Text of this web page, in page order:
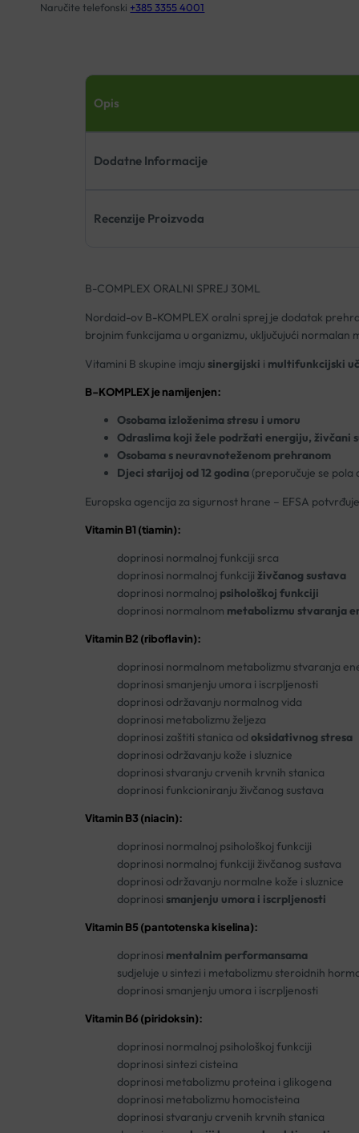
Naručite telefonski +385 3355 4001
Opis
Dodatne Informacije
Recenzije Proizvoda
B-COMPLEX ORALNI SPREJ 30ML
Nordaid-ov B-KOMPLEX oralni sprej je dodatak
brojnim funkcijama u organizmu, uključujući normalan
Vitamini B skupine imaju sinergijski i multifunkcijski
B-KOMPLEX je namijenjen:
Osobama izloženima stresu i umoru
Odraslima koji žele podržati energiju, živčani
Osobama s neuravnoteženom prehranom
Djeci starijoj od 12 godina(preporučuje se pola
Europska agencija za sigurnost hrane – EFSA
Vitamin B1 (tiamin):
doprinosi normalnoj funkciji srca
doprinosi normalnoj funkciji živčanog sustava
doprinosi normalnoj psihološkoj funkciji
doprinosi normalnom metabolizmu stvaranja
Vitamin B2 (riboflavin):
doprinosi normalnom metabolizmu stvaranja
doprinosi smanjenju umora i iscrpljenosti
doprinosi održavanju normalnog vida
doprinosi metabolizmu željeza
doprinosi zaštiti stanica od oksidativnog stresa
doprinosi održavanju kože i sluznice
doprinosi stvaranju crvenih krvnih stanica
doprinosi funkcioniranju živčanog sustava
Vitamin B3 (niacin):
doprinosi normalnoj psihološkoj funkciji
doprinosi normalnoj funkciji živčanog sustava
doprinosi održavanju normalne kože i sluznice
doprinosi smanjenju umora i iscrpljenosti
Vitamin B5 (pantotenska kiselina):
doprinosi mentalnim performansama
sudjeluje u sintezi i metabolizmu steroidnih
doprinosi smanjenju umora i iscrpljenosti
Vitamin B6 (piridoksin):
doprinosi normalnoj psihološkoj funkciji
doprinosi sintezi cisteina
doprinosi metabolizmu proteina i glikogena
doprinosi metabolizmu homocisteina
doprinosi stvaranju crvenih krvnih stanica